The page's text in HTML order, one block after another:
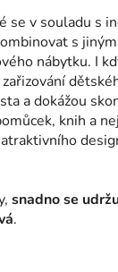
v souladu s
s
nábytku. I
a dokážou
knih a
snadno se
.